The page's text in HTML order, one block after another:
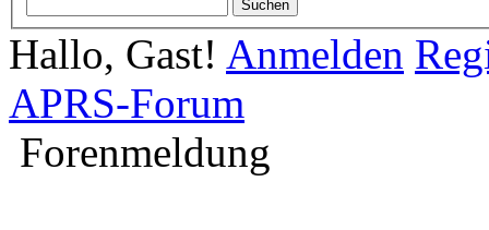
Hallo, Gast! Anmelden
APRS-Forum
Forenmeldung